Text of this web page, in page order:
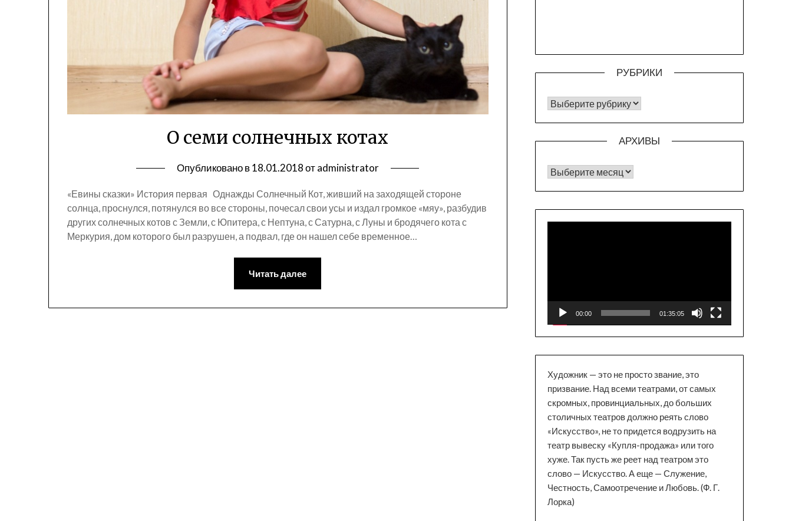
О семи солнечных котах
Опубликовано в18.01.2018отadministrator
«Евины сказки» История первая Однажды Солнечный Кот, живший на заходящей стороне
солнца, проснулся, потянулся во все стороны, почесал свои усы и издал громкое «мяу», разбудив
других солнечных котов с Земли, с Юпитера, с Нептуна, с Сатурна, с Луны и бродячего кота с
Меркурия, дом которого был разрушен, а подвал, где он нашел себе временное…
Читать далее
РУБРИКИ
РУБРИКИ
АРХИВЫ
Архивы
00:00 01:35:05
Художник — это не просто звание, это
призвание. Над всеми театрами, от самых
скромных, провинциальных, до больших
столичных театров должно реять слово
«Искусство», не то придется водрузить на
театр вывеску «Купля-продажа» или того
хуже. Так пусть же реет над театром это
слово — Искусство. А еще — Служение,
Честность, Самоотречение и Любовь. (Ф. Г.
Лорка)